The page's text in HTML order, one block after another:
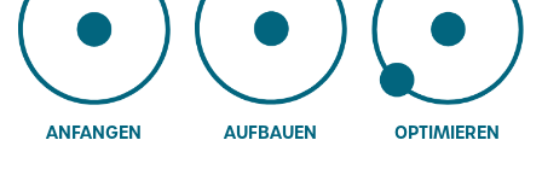
ANFANGEN AUFBAUEN OPTIMIEREN